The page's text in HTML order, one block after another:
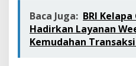
Baca Juga: BRI
Hadirkan Layanan
Kemudahan